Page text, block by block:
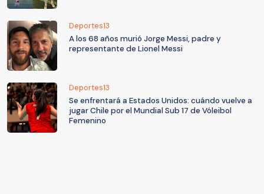
Deportes13
A los 68 años murió Jorge Messi, padre y
representante de Lionel Messi
Deportes13
Se enfrentará a Estados Unidos: cuándo vuelve a
jugar Chile por el Mundial Sub 17 de Vóleibol
Femenino